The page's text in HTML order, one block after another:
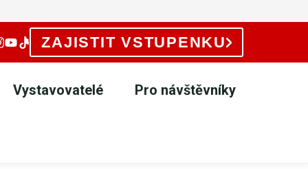
ZAJISTIT VSTUPENKU
Vystavovatelé Pro návštěvníky